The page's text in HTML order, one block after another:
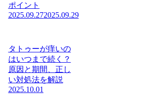
ポイント
2025.09.272025.09.29
タトゥーが痒いの
はいつまで続く？
原因と期間、正し
い対処法を解説
2025.10.01